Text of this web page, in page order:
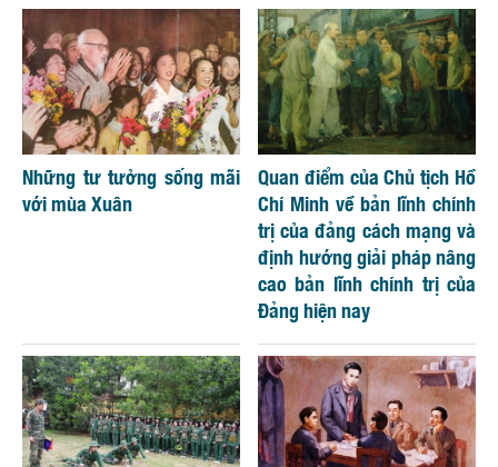
Những tư tưởng sống mãi
với mùa Xuân
Quan điểm của Chủ tịch Hồ
Chí Minh về bản lĩnh chính
trị của đảng cách mạng và
định hướng giải pháp nâng
cao bản lĩnh chính trị của
Đảng hiện nay